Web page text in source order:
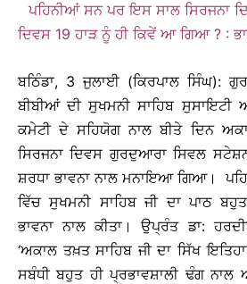
ਪਹਿਨੀਆਂ ਸਨ ਪਰ ਇਸ ਸਾਲ ਸਿਰਜਨਾ
ਦਿਵਸ 19 ਹਾੜ ਨੂੰ ਹੀ ਕਿਵੇਂ ਆ ਗਿਆ ? :
ਬਠਿੰਡਾ, 3 ਜੁਲਾਈ (ਕਿਰਪਾਲ ਸਿੰਘ):
ਬੀਬੀਆਂ ਦੀ ਸੁਖਮਨੀ ਸਾਹਿਬ
ਕਮੇਟੀ ਦੇ ਸਹਿਯੋਗ ਨਾਲ ਬੀਤੇ ਦਿਨ
ਸਿਰਜਨਾ ਦਿਵਸ ਗੁਰਦੁਆਰਾ ਸਿਵਲ
ਸ਼ਰਧਾ ਭਾਵਨਾ ਨਾਲ ਮਨਾਇਆ ਗਿਆ।
ਵਿੱਚ ਸੁਖਮਨੀ ਸਾਹਿਬ ਜੀ ਦਾ ਪਾਠ
ਭਾਵਨਾ ਨਾਲ ਕੀਤਾ। ਉਪ੍ਰੰਤ ਡਾ:
‘ਅਕਾਲ ਤਖ਼ਤ ਸਾਹਿਬ ਜੀ ਦਾ ਸਿੱਖ
ਸਬੰਧੀ ਬਹੁਤ ਹੀ ਪ੍ਰਭਾਵਸ਼ਾਲੀ ਢੰਗ ਨਾਲ